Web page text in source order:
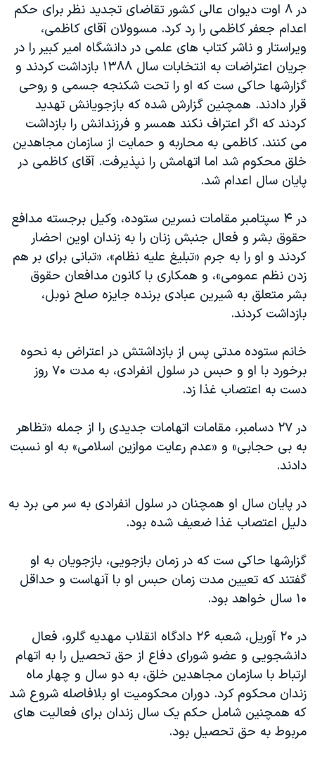
در ۸ اوت دیوان عالی کشور تقاضای تجدید نظر برای حکم
اعدام جعفر کاظمی را رد کرد. مسوولان آقای کاظمی،
ویراستار و ناشر کتاب های علمی در دانشگاه امیر کبیر را در
جریان اعتراضات به انتخابات سال ۱۳۸۸ بازداشت کردند و
گزارشها حاکی ست که او را تحت شکنجه جسمی و روحی
قرار دادند. همچنین گزارش شده که بازجویانش تهدید
کردند که اگر اعتراف نکند همسر و فرزندانش را بازداشت
می کنند. کاظمی به محاربه و حمایت از سازمان مجاهدین
خلق محکوم شد اما اتهامش را نپذیرفت. آقای کاظمی در
پایان سال اعدام شد.
در ۴ سپتامبر مقامات نسرین ستوده، وکیل برجسته مدافع
حقوق بشر و فعال جنبش زنان را به زندان اوین احضار
کردند و او را به جرم «تبلیغ علیه نظام»، «تبانی برای بر هم
زدن نظم عمومی»، و همکاری با کانون مدافعان حقوق
بشر متعلق به شیرین عبادی برنده جایزه صلح نوبل،
بازداشت کردند.
خانم ستوده مدتی پس از بازداشتش در اعتراض به نحوه
برخورد با او و حبس در سلول انفرادی، به مدت ۷۰ روز
دست به اعتصاب غذا زد.
در ۲۷ دسامبر، مقامات اتهامات جدیدی را از جمله «تظاهر
به بی حجابی» و «عدم رعایت موازین اسلامی» به او نسبت
دادند.
در پایان سال او همچنان در سلول انفرادی به سر می برد به
دلیل اعتصاب غذا ضعیف شده بود.
گزارشها حاکی ست که در زمان بازجویی، بازجویان به او
گفتند که تعیین مدت زمان حبس او با آنهاست و حداقل
۱۰ سال خواهد بود.
در ۲۰ آوریل، شعبه ۲۶ دادگاه انقلاب مهدیه گلرو، فعال
دانشجویی و عضو شورای دفاع از حق تحصیل را به اتهام
ارتباط با سازمان مجاهدین خلق، به دو سال و چهار ماه
زندان محکوم کرد. دوران محکومیت او بلافاصله شروع شد
که همچنین شامل حکم یک سال زندان برای فعالیت های
مربوط به حق تحصیل بود.